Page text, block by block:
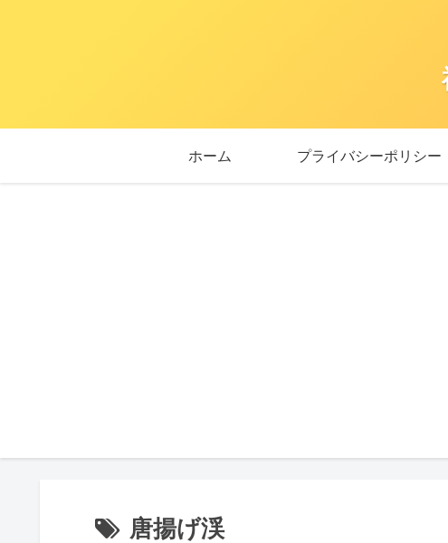
ホーム プライバシーポリシー
唐揚げ渓